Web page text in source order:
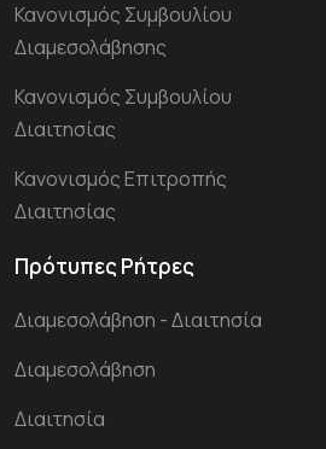
Κανονισμός Συμβουλίου
Διαμεσολάβησης
Κανονισμός Συμβουλίου
Διαιτησίας
Κανονισμός Επιτροπής
Διαιτησίας
Πρότυπες Ρήτρες
Διαμεσολάβηση - Διαιτησία
Διαμεσολάβηση
Διαιτησία